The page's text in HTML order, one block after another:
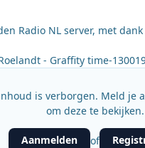
Radio NL server, met
- Graffity time-
is verborgen. Meld je
om deze te bekijken.
Aanmelden of